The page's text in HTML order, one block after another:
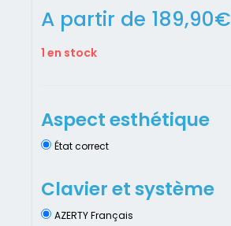
A partir de 189,90€
1 en stock
Aspect esthétique
État correct
Clavier et système
AZERTY Français